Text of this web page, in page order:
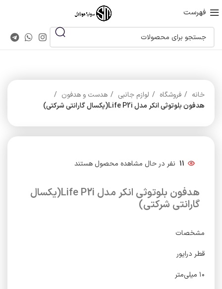
فهرست
خانه فروشگاه لوازم جانبی
هدست و هدفون
هدفون بلوتوثی انکر مدل Life P2i(یکسال گارانتی شرکتی)
11 نفر در حال مشاهده محصول هستند
هدفون بلوتوثی انکر مدل Life P2i(یکسال
گارانتی شرکتی)
مشخصات
قطر درایور
۱۰ میلی‌متر